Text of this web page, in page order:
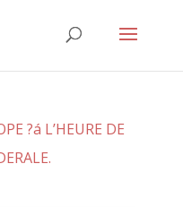
?á L’HEURE DE